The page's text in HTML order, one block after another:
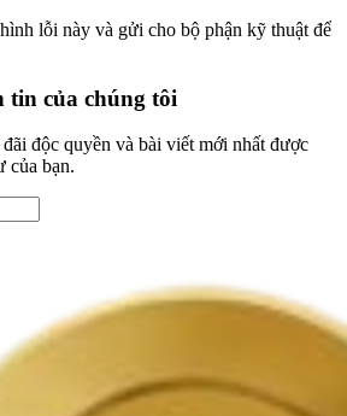
lỗi này và gửi cho bộ phận kỹ thuật để
của chúng tôi
độc quyền và bài viết mới nhất được
của bạn.